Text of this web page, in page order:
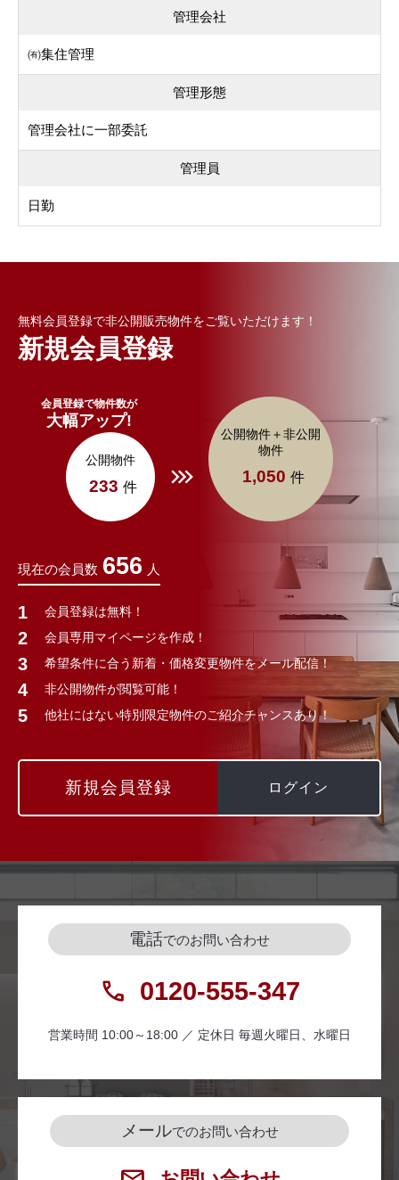
管理会社
㈲集住管理
管理形態
管理会社に一部委託
管理員
日勤
無料会員登録で非公開販売物件をご覧いただけます！
新規会員登録
会員登録で物件数が
大幅アップ!
公開物件
233 件
公開物件＋非公開
物件
1,050 件
現在の会員数 656 人
会員登録は無料！
会員専用マイページを作成！
希望条件に合う新着・価格変更物件をメール配信！
非公開物件が閲覧可能！
他社にはない特別限定物件のご紹介チャンスあり！
新規会員登録 ログイン
電話でのお問い合わせ
0120-555-347
営業時間 10:00～18:00 ／ 定休日 毎週火曜日、水曜日
メールでのお問い合わせ